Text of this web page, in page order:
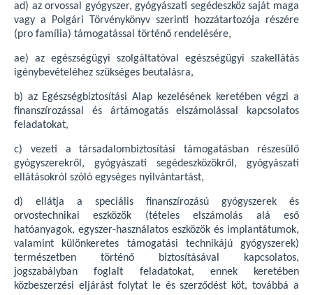
ad) az orvossal gyógyszer, gyógyászati segédeszköz saját maga
vagy a Polgári Törvénykönyv szerinti hozzátartozója részére
(pro família) támogatással történő rendelésére,
ae) az egészségügyi szolgáltatóval egészségügyi szakellátás
igénybevételéhez szükséges beutalásra,
b) az Egészségbiztosítási Alap kezelésének keretében végzi a
finanszírozással és ártámogatás elszámolással kapcsolatos
feladatokat,
c) vezeti a társadalombiztosítási támogatásban részesülő
gyógyszerekről, gyógyászati segédeszközökről, gyógyászati
ellátásokról szóló egységes nyilvántartást,
d) ellátja a speciális finanszírozású gyógyszerek és
orvostechnikai eszközök (tételes elszámolás alá eső
hatóanyagok, egyszer-használatos eszközök és implantátumok,
valamint különkeretes támogatási technikájú gyógyszerek)
természetben történő biztosításával kapcsolatos,
jogszabályban foglalt feladatokat, ennek keretében
közbeszerzési eljárást folytat le és szerződést köt, továbbá a